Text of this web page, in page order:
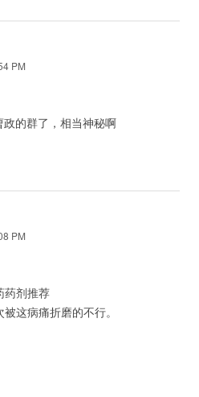
PM
的群了，相当神秘啊
PM
药剂推荐
这病痛折磨的不行。